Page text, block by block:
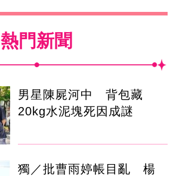
熱門新聞
男星陳屍河中 背包藏
20kg水泥塊死因成謎
獨／批曹雨婷帳目亂 楊